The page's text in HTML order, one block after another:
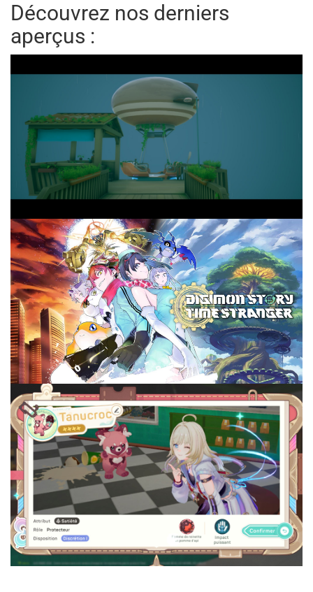
Découvrez nos derniers
aperçus :